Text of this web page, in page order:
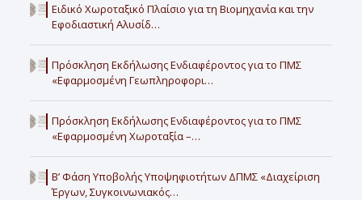
Ειδικό Χωροταξικό Πλαίσιο για τη Βιομηχανία και την
Εφοδιαστική Αλυσίδ…
Πρόσκληση Εκδήλωσης Ενδιαφέροντος για το ΠΜΣ
«Εφαρμοσμένη Γεωπληροφορι…
Πρόσκληση Εκδήλωσης Ενδιαφέροντος για το ΠΜΣ
«Εφαρμοσμένη Χωροταξία –…
Β’ Φάση Υποβολής Υποψηφιοτήτων ΔΠΜΣ «Διαχείριση
Έργων, Συγκοινωνιακός…